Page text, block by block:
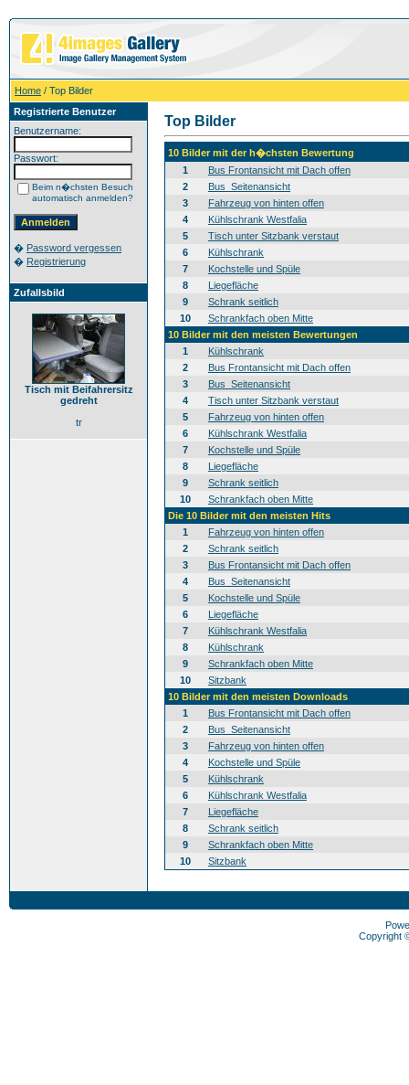
Home / Top Bilder
Registrierte Benutzer
Benutzername:
Passwort:
Beim n�chsten Besuch
automatisch anmelden?
� Password vergessen
� Registrierung
Zufallsbild
Tisch mit Beifahrersitz
gedreht
tr
Top Bilder
10 Bilder mit der h�chsten Bewertung
1
Bus Frontansicht mit Dach offen
2
Bus_Seitenansicht
3
Fahrzeug von hinten offen
4
Kühlschrank Westfalia
5
Tisch unter Sitzbank verstaut
6
Kühlschrank
7
Kochstelle und Spüle
8
Liegefläche
9
Schrank seitlich
10
Schrankfach oben Mitte
10 Bilder mit den meisten Bewertungen
1
Kühlschrank
2
Bus Frontansicht mit Dach offen
3
Bus_Seitenansicht
4
Tisch unter Sitzbank verstaut
5
Fahrzeug von hinten offen
6
Kühlschrank Westfalia
7
Kochstelle und Spüle
8
Liegefläche
9
Schrank seitlich
10
Schrankfach oben Mitte
Die 10 Bilder mit den meisten Hits
1
Fahrzeug von hinten offen
2
Schrank seitlich
3
Bus Frontansicht mit Dach offen
4
Bus_Seitenansicht
5
Kochstelle und Spüle
6
Liegefläche
7
Kühlschrank Westfalia
8
Kühlschrank
9
Schrankfach oben Mitte
10
Sitzbank
10 Bilder mit den meisten Downloads
1
Bus Frontansicht mit Dach offen
2
Bus_Seitenansicht
3
Fahrzeug von hinten offen
4
Kochstelle und Spüle
5
Kühlschrank
6
Kühlschrank Westfalia
7
Liegefläche
8
Schrank seitlich
9
Schrankfach oben Mitte
10
Sitzbank
Copyright